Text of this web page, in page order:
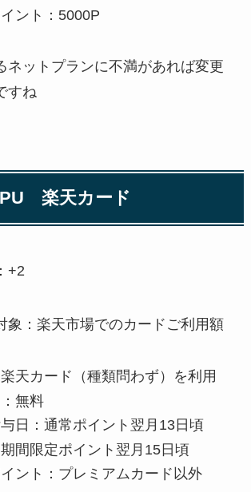
ント：5000P
ネットプランに不満があれば変更
すね
楽天カード
+2
象：楽天市場でのカードご利用額
天カード（種類問わず）を利用
無料
日：通常ポイント翌月13日頃
期間限定ポイント翌月15日頃
ント：プレミアムカード以外